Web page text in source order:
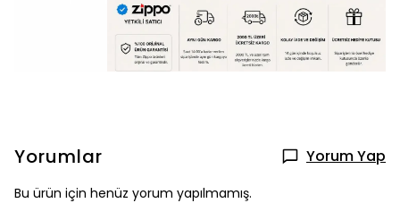
Yorumlar Yorum Yap
Bu ürün için henüz yorum yapılmamış.